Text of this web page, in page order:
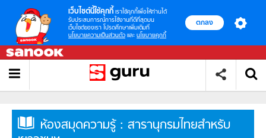
เว็บไซต์นี้ใช้คุกกี้ เราใช้คุกกี้เพื่อให้ท่านได้
รับประสบการณ์การใช้งานที่ดีที่สุดบน
เว็บไซต์ของเรา โปรดศึกษาเพิ่มเติมที่
นโยบายความเป็นส่วนตัว และ นโยบายคุกกี้
ตกลง
ห้องสมุดความรู้ : สารานุกรมไทยสำหรับ